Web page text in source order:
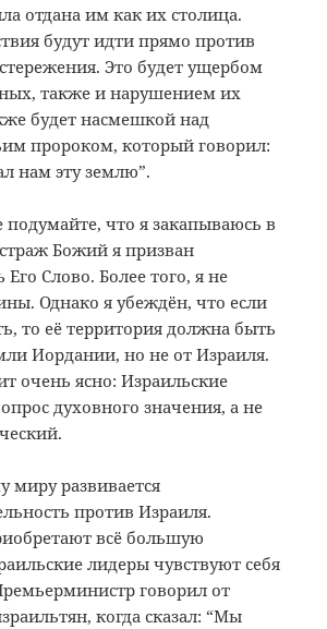
отдана им как их столица.
будут идти прямо против
Это будет ущербом
также и нарушением их
будет насмешкой над
пророком, который говорил:
нам эту землю”.
подумайте, что я закапываюсь в
Божий я призван
Слово. Более того, я не
Однако я убеждён, что если
то её территория должна быть
Иордании, но не от Израиля.
очень ясно: Израильские
духовного значения, а не
миру развивается
против Израиля.
всё большую
лидеры чувствуют себя
говорил от
когда сказал: “Мы